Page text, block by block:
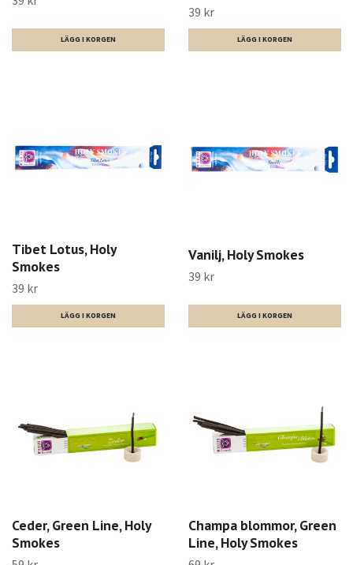
39 kr
Tibet Lotus, Holy
Smokes
39 kr
Vanilj, Holy Smokes
39 kr
Ceder, Green Line, Holy
Smokes
Champa blommor, Green
Line, Holy Smokes